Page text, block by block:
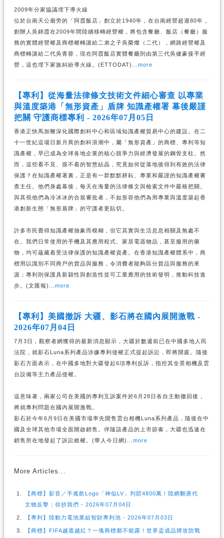
2009年分家協議埋下導火線
位於台南天公廟旁的「阿霞飯店」創立於1940年，在台南經營超過80年，
創辦人吳錦霞在2009年間陸續移轉經營權，將包含餐廳、飯店（餐廳）服
務的實體經營權及商標權轉讓給二弟之子吳榮燦（二代），網路經營權及
商標轉讓給二代吳青蓉，現在阿霞飯店實體餐廳則由第三代吳健豪接手經
營，這也埋下家族糾紛導火線。(ETTODAT)... more
【專利】從海量法律條文技術文件細心審查 以專業
與溫度築港「無形資產」盾牌 知識產權署 幕後嚴謹
把關 守護商標專利 - 2026年07月05日
香港正快馬加鞭深化國際創科中心和區域知識產權貿易中心的建設。在二
十一世紀這場日新月異的創科浪潮中，屬「無形資產」的商標、專利等知
識產權，早已成為全球各地企業的核心競爭力與經濟發展的鋼骨支柱。然
而，這些看不見、摸不着的智慧結晶，究竟如何從落地後得到有效的法律
保護？在知識產權署裏，正是有一群默默耕耘、專業和嚴謹的知識產權審
查主任。他們身處幕後，每天在海量的法律條文與檢索文件中嚴格把關。
與其視他們為冷冰冰的合規審批者，不如形容他們為用專業與溫度築起香
港創新生態「無形盾牌」的守護者更貼切。
許多市民覺得知識產權抽象而模糊，但它其實與生活息息相關及無處不
在。我們日常使用的手機及其應用程式、家居電器物品，甚至服用的藥
物，均可蘊藏着受法律保護的知識產權資產。在香港知識產權體系中，商
標用以識別不同商戶的貨品與服務，令消費者能夠區分貨品與服務的來
源；專利則保護具新穎性與創造性並可工業應用的技術發明，推動科技進
步。(文匯報)... more
【專利】美國撤訴 大疆、影石將在國內展開激戰 -
2026年07月04日
7月3日，觀察者網獲得的最新消息顯示，大疆於數週前已在中國多地人民
法院，就影石Luna系列產品涉嫌專利侵權正式提起訴訟，即將開庭。隨後
影石方面表示，在中國多地對大疆發起6項專利反訴，指控其全景相機及雲
台設備等主力產品侵權。
這意味著，兩家公司在美國的專利互訴案件於6月28日各自主動撤回後，
將就專利問題在國內展開激戰。
影石於今年6月9日在美國市場率先開售雲台相機Luna系列產品，隨後在中
國及全球其他市場全面開啟銷售。伴隨該產品的上市節奏，大疆也迅速在
銷售所在地發起了訴訟維權。(華人今日網)... more
More Articles...
【商標】影音／手搖飲Logo「神似LV」判賠4800萬！陸網翻唐代
文物反擊：你抄我們 - 2026年07月04日
【專利】陸動力電池業組智財專利池 - 2026年07月03日
【商標】FIFA越遮越紅？一塊商標都不能露！世界盃成品牌攻防戰